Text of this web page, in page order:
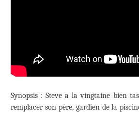
Synopsis : Steve a la vingtaine bien
remplacer son père, gardien de la